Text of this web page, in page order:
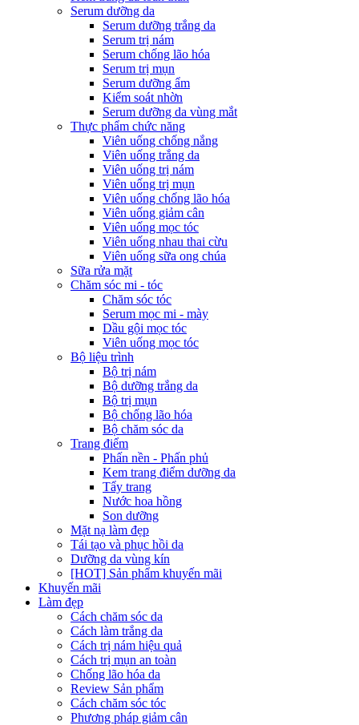
Serum dưỡng da
Serum dưỡng trắng da
Serum trị nám
Serum chống lão hóa
Serum trị mụn
Serum dưỡng ẩm
Kiểm soát nhờn
Serum dưỡng da vùng mắt
Thực phẩm chức năng
Viên uống chống nắng
Viên uống trắng da
Viên uống trị nám
Viên uống trị mụn
Viên uống chống lão hóa
Viên uống giảm cân
Viên uống mọc tóc
Viên uống nhau thai cừu
Viên uống sữa ong chúa
Sữa rửa mặt
Chăm sóc mi - tóc
Chăm sóc tóc
Serum mọc mi - mày
Dầu gội mọc tóc
Viên uống mọc tóc
Bộ liệu trình
Bộ trị nám
Bộ dưỡng trắng da
Bộ trị mụn
Bộ chống lão hóa
Bộ chăm sóc da
Trang điểm
Phấn nền - Phấn phủ
Kem trang điểm dưỡng da
Tẩy trang
Nước hoa hồng
Son dưỡng
Mặt nạ làm đẹp
Tái tạo và phục hồi da
Dưỡng da vùng kín
[HOT] Sản phẩm khuyến mãi
Khuyến mãi
Làm đẹp
Cách chăm sóc da
Cách làm trắng da
Cách trị nám hiệu quả
Cách trị mụn an toàn
Chống lão hóa da
Review Sản phẩm
Cách chăm sóc tóc
Phương pháp giảm cân